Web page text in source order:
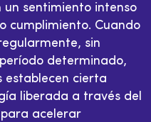
sentimiento intenso
cumplimiento. Cuando
sin
determinado,
establecen cierta
liberada a través del
acelerar